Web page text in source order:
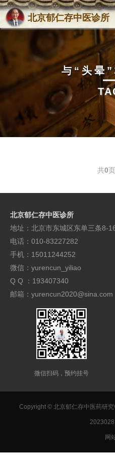
北京郁仁存中医诊所
与 “头晕”
共0页
北京郁仁存中医诊所
地址：北京市东城区东单三条8-
电话：010-83227282
手机：15011244252
微信：yurencun_yiliao
Q Q ：193407340
邮箱：yurencun2020@sina.com
微信扫码，预约挂号
Copyright © 北京郁仁存中医药研
网